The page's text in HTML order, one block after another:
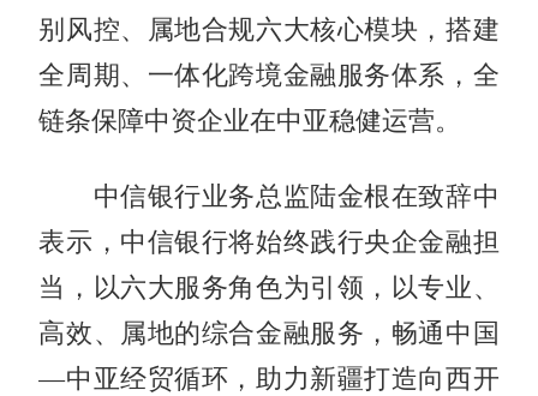
别风控、属地合规六大核心模块，搭建
全周期、一体化跨境金融服务体系，全
链条保障中资企业在中亚稳健运营。
中信银行业务总监陆金根在致辞中
表示，中信银行将始终践行央企金融担
当，以六大服务角色为引领，以专业、
高效、属地的综合金融服务，畅通中国
—中亚经贸循环，助力新疆打造向西开